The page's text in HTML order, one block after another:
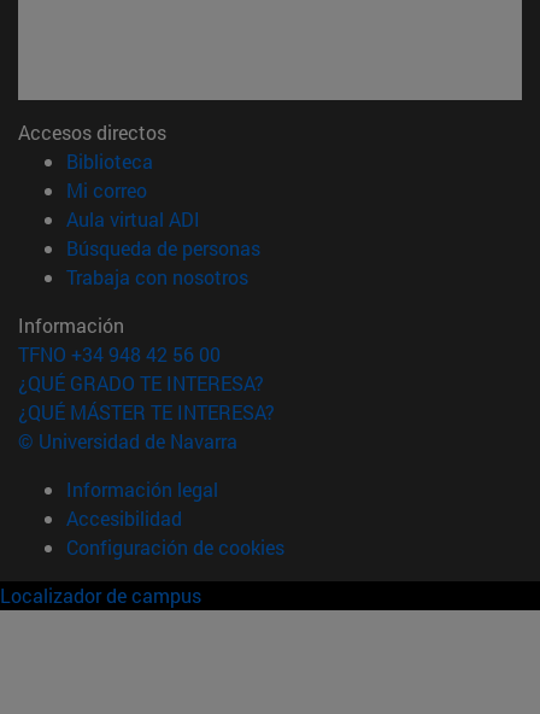
Accesos directos
Biblioteca
Mi correo(abre en nueva ventana)
Aula virtual ADI
Búsqueda de personas(abre en nueva ventana)
Trabaja con nosotros(abre en nueva ventana)
Información
TFNO +34 948 42 56 00
¿QUÉ GRADO TE INTERESA?
¿QUÉ MÁSTER TE INTERESA?
© Universidad de Navarra
Información legal
Accesibilidad
Configuración de cookies
Localizador de campus